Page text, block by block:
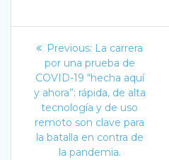
Navegación
de
entradas
Previous: Previous
post:
La carrera
por una prueba de
COVID-19 “hecha aquí
y ahora”: rápida, de alta
tecnología y de uso
remoto son clave para
la batalla en contra de
la pandemia.